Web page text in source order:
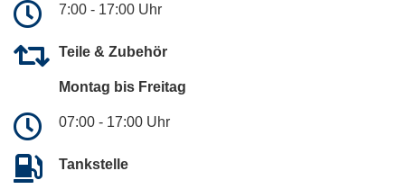
7:00 - 17:00 Uhr
Teile & Zubehör
Montag bis Freitag
07:00 - 17:00 Uhr
Tankstelle